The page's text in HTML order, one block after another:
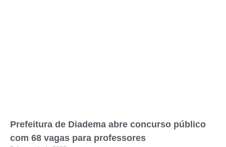
Prefeitura de Diadema abre concurso público
com 68 vagas para professores